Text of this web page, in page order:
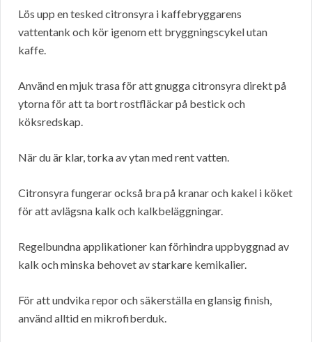
Lös upp en tesked citronsyra i kaffebryggarens
vattentank och kör igenom ett bryggningscykel utan
kaffe.
Använd en mjuk trasa för att gnugga citronsyra direkt på
ytorna för att ta bort rostfläckar på bestick och
köksredskap.
När du är klar, torka av ytan med rent vatten.
Citronsyra fungerar också bra på kranar och kakel i köket
för att avlägsna kalk och kalkbeläggningar.
Regelbundna applikationer kan förhindra uppbyggnad av
kalk och minska behovet av starkare kemikalier.
För att undvika repor och säkerställa en glansig finish,
använd alltid en mikrofiberduk.